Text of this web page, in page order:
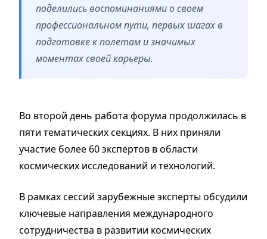
поделились воспоминаниями о своем
профессиональном пути, первых шагах в
подготовке к полетам и значимых
моментах своей карьеры.
Во второй день работа форума продолжилась в
пяти тематических секциях. В них приняли
участие более 60 экспертов в области
космических исследований и технологий.
В рамках сессий зарубежные эксперты обсудили
ключевые направления международного
сотрудничества в развитии космических